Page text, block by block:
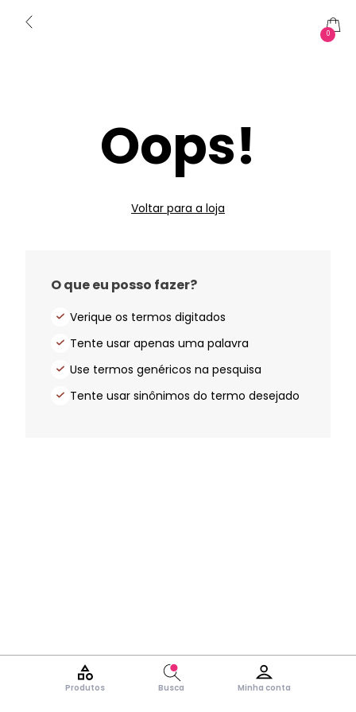
0
Produtos Busca Minha conta
Oops!
Voltar para a loja
O que eu posso fazer?
Verique os termos digitados
Tente usar apenas uma palavra
Use termos genéricos na pesquisa
Tente usar sinônimos do termo desejado